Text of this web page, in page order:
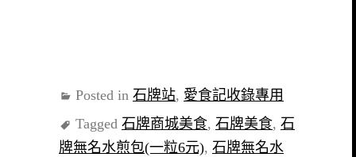
Posted in 石牌站, 愛食記收錄專用
Tagged 石牌商城美食, 石牌美食, 石
牌無名水煎包(一粒6元), 石牌無名水